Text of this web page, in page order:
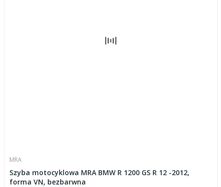
MRA
Szyba motocyklowa MRA BMW R 1200 GS R 12 -2012,
forma VN, bezbarwna